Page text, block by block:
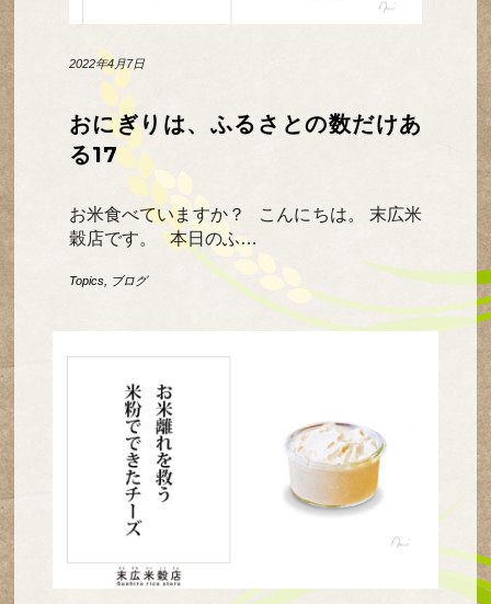
2022年4月7日
おにぎりは、ふるさとの数だけあ
る17
お米食べていますか？ こんにちは。 末広米
穀店です。 本日のふ…
Topics, ブログ